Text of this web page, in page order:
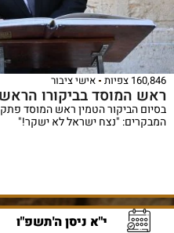
160,846 צפיות אישי ציבור
ראש המוסד בביקורו
בסיום הביקור הטמין ראש המוסד
המבקרים: "נצח ישראל לא ישקר!"
י"א ניסן ה'תשפ"ו